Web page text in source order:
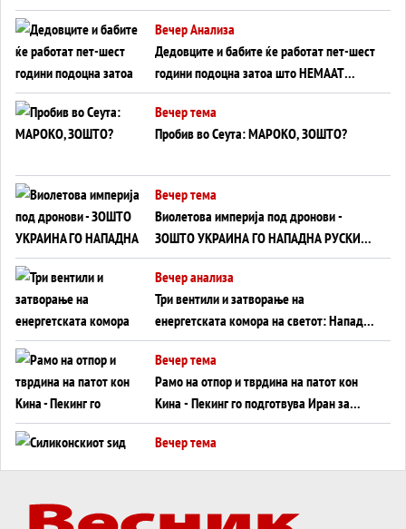
Германија до Црното Море...
Вечер Анализа
Дедовците и бабите ќе работат пет-шест
години подоцна затоа што НЕМААТ
ВНУЦИ ДА ГИ ЗАМЕНАТ
Вечер тема
Пробив во Сеута: МАРОКО, ЗОШТО?
Вечер тема
Виолетова империја под дронови -
ЗОШТО УКРАИНА ГО НАПАДНА РУСКИОТ
WILDBERRIES
Вечер анализа
Три вентили и затворање на
енергетската комора на светот: Нападот
во Суец најавува глобален енергетски
инфаркт?
Вечер тема
Рамо на отпор и тврдина на патот кон
Кина - Пекинг го подготвува Иран за
американска копнена инвазија
Вечер тема
Вечер тема